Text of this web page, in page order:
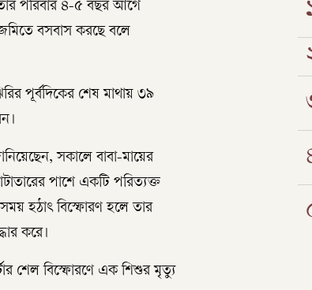
তার পরিবার ৪-৫ বছর আগে
বসবাস করছে বলে
পূর্বদিকের শেষ মাথায় ৩৯
সকালে বাবা-মায়ের
পাশে একটি পরিত্যক্ত
হঠাৎ বিস্ফোরণ হলে তার
করে।
শেল বিস্ফোরণে এক শিশুর মৃত্যু